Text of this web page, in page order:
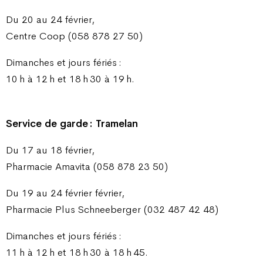
Du 20 au 24 février,
Centre Coop (058 878 27 50)
Dimanches et jours fériés :
10 h à 12 h et 18 h 30 à 19 h.
Service de garde : Tramelan
Du 17 au 18 février,
Pharmacie Amavita (058 878 23 50)
Du 19 au 24 février février,
Pharmacie Plus Schneeberger (032 487 42 48)
Dimanches et jours fériés :
11 h à 12 h et 18 h 30 à 18 h 45.